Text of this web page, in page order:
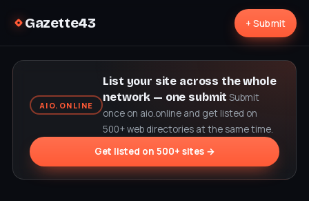
Gazette43 + Submit
AIO.ONLINE
List your site across the whole
network — one submit Submit
once on aio.online and get listed on
500+ web directories at the same time.
Get listed on 500+ sites →